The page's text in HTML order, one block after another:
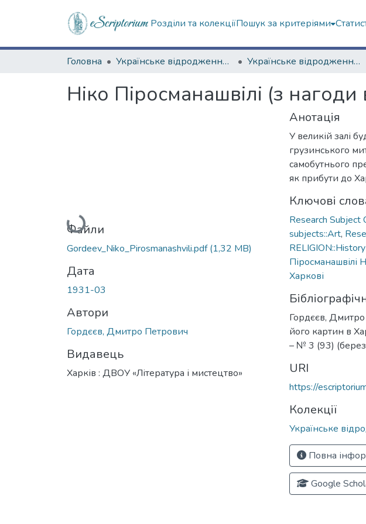
Розділи та колекціїПошук за критеріями
Головна Українське відродження (Третій Харків) Українське відродження (Третій Харків) – Харків у 1919–1934 рр.
Ніко Піросманашвілі (з
Вантажиться...
Файли
Gordeev_Niko_Pirosmanashvili.pdf(1,32 MB)
Дата
1931-03
Автори
Гордєєв, Дмитро Петрович
Видавець
Харків : ДВОУ «Література і мистецтво»
Анотація
У великій залі
грузинського
самобутнього
як прибути до
Ключові
Research Subject
subjects::Art,
Піросманашвілі
Харкові
Гордєєв, Дмитро
його картин в
– № 3 (93)
URI
https://
Колекції
Українське
Повна
Google